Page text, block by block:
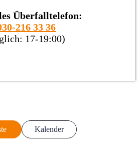
Überfalltelefon:
216 33 36
17-19:00)
Kalender